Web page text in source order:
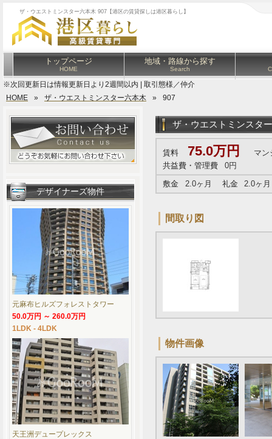
ザ・ウエストミンスター六本木 907【港区の賃貸探しは港区暮らし】
トップページ
HOME
地域・路線から探す
Search
※次回更新日は情報更新日より2週間以内 | 取引態様／仲介
HOME
» ザ・ウエストミンスター六本木 » 907
ザ・ウエストミンスタ
賃料 75.0万円
マン
共益費・管理費
0円
敷金
2.0ヶ月 礼金 2.0ヶ月
間取り図
物件画像
デザイナーズ物件
元麻布ヒルズフォレストタワー
50.0万円 ～ 260.0万円
1LDK - 4LDK
天王洲デュープレックス